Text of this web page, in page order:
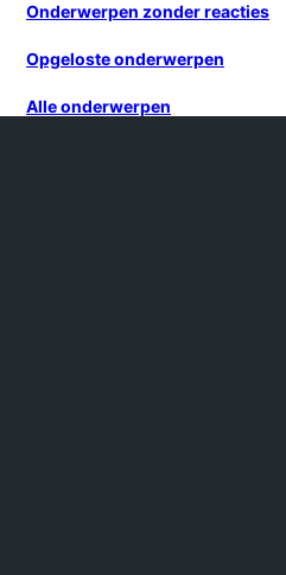
Onderwerpen zonder reacties
Opgeloste onderwerpen
Alle onderwerpen